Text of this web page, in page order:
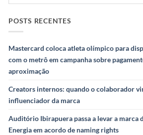
POSTS RECENTES
Mastercard coloca atleta olímpico para
com o metrô em campanha sobre
aproximação
Creators internos: quando o colaborador
influenciador da marca
Auditório Ibirapuera passa a levar a marca
Energia em acordo de naming rights